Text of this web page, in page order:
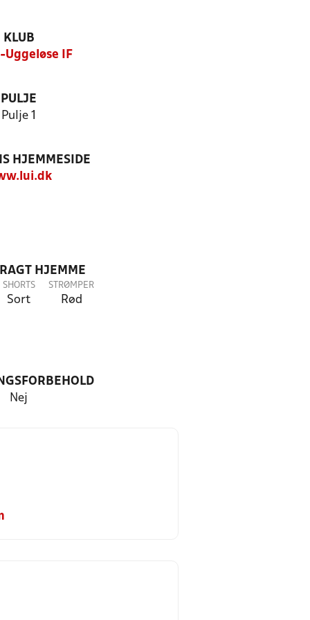
KLUB
Uggeløse IF
PULJE
Pulje 1
HJEMMESIDE
HJEMME
SHORTS
Sort
STRØMPER
Rød
Nej